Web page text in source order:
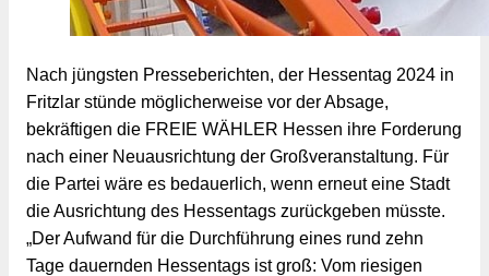
Nach jüngsten Presseberichten, der Hessentag 2024 in
Fritzlar stünde möglicherweise vor der Absage,
bekräftigen die FREIE WÄHLER Hessen ihre Forderung
nach einer Neuausrichtung der Großveranstaltung. Für
die Partei wäre es bedauerlich, wenn erneut eine Stadt
die Ausrichtung des Hessentags zurückgeben müsste.
„Der Aufwand für die Durchführung eines rund zehn
Tage dauernden Hessentags ist groß: Vom riesigen